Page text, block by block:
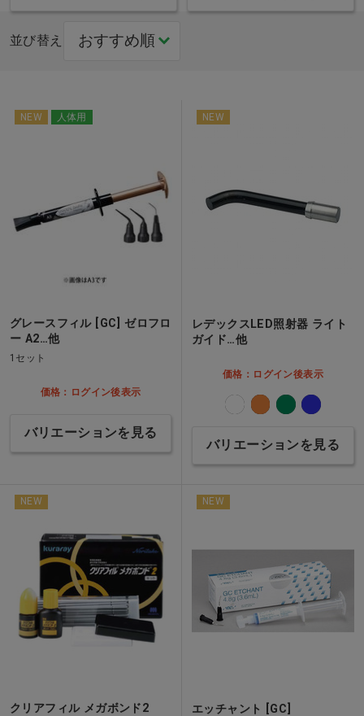
並び替え
NEW 人体用
グレースフィル [GC] ゼロフロ
ー A2…他
1セット
価格：ログイン後表示
バリエーションを見る
NEW
レデックスLED照射器 ライト
ガイド…他
価格：ログイン後表示
バリエーションを見る
NEW
クリアフィル メガボンド2
NEW
エッチャント [GC]